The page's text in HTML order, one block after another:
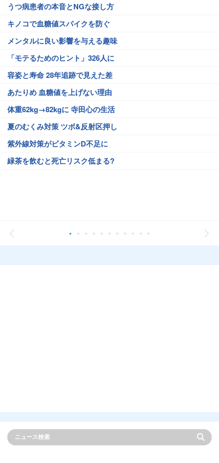
うつ病患者の本音とNGな接し方
キノコで血糖値スパイクを防ぐ
メンタルに良い影響を与える趣味
「モテるためのヒント」326人に
容姿と寿命 28年追跡で見えた差
あたりめ 血糖値を上げない理由
体重62kg→82kgに 寺田心の生活
夏のむくみ対策 ツボ&反射区押し
紫外線対策がビタミンD不足に
緑茶を飲むと死亡リスク低まる?